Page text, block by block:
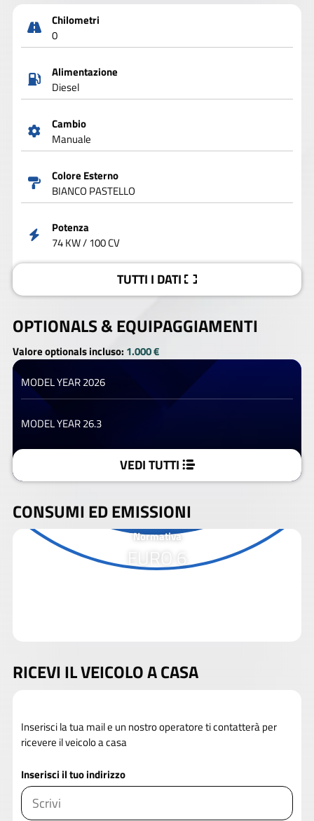
Chilometri
0
Alimentazione
Diesel
Cambio
Manuale
Colore Esterno
BIANCO PASTELLO
Potenza
74 KW / 100 CV
TUTTI I DATI
OPTIONALS &EQUIPAGGIAMENTI
Valore optionals incluso: 1.000 €
MODEL YEAR 2026
MODEL YEAR 26.3
VEDI TUTTI
CONSUMI ED EMISSIONI
Normativa
EURO 6
RICEVI IL VEICOLO A CASA
Inserisci la tua mail e un nostro operatore ti contatterà per
ricevere il veicolo a casa
Inserisci il tuo indirizzo